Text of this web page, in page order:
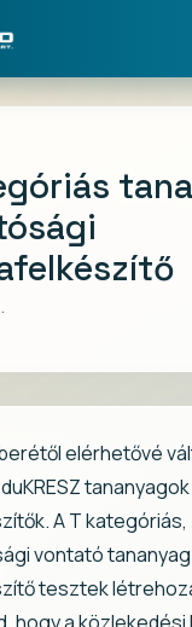
elérhetővé
A T kategóriás,
vontató
tesztek